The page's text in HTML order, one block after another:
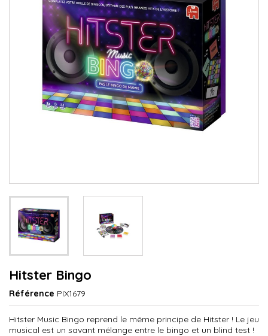
Hitster Bingo
Référence PIX1679
Hitster Music Bingo reprend le même principe de Hitster ! Le jeu
musical est un savant mélange entre le bingo et un blind test !